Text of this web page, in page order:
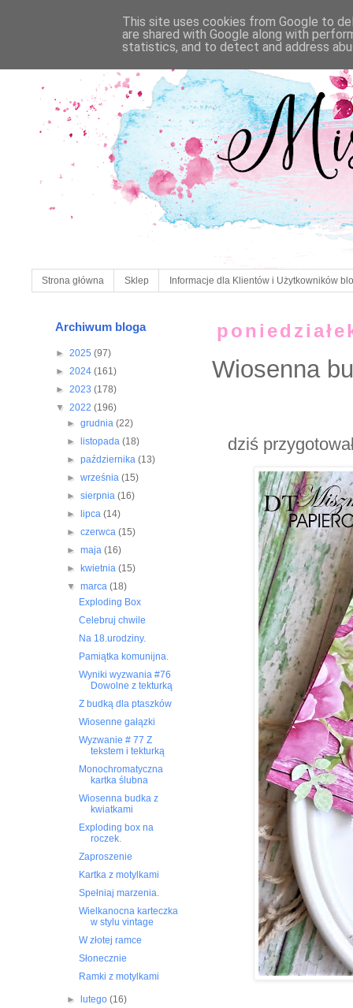
Strona główna Sklep Informacje dla Klientów i Użytkowników
Wiosenna
dziś
Archiwum bloga
► 2025 (97)
► 2024 (161)
► 2023 (178)
▼ 2022 (196)
►grudnia(22)
►
listopada(18)
►października(13)
►września(15)
►sierpnia(16)
►
lipca(14)
►czerwca(15)
►maja(16)
►
kwietnia(15)
▼marca(18)
Exploding Box
Celebruj chwile
Na 18.urodziny.
Pamiątka komunijna.
Wyniki wyzwania #76
Dowolne z tekturką
Z budką dla ptaszków
Wiosenne gałązki
Wyzwanie # 77 Z
tekstem i tekturką
Monochromatyczna
kartka ślubna
Wiosenna budka z
kwiatkami
Exploding box na
roczek.
Zaproszenie
Kartka z motylkami
Spełniaj marzenia.
Wielkanocna karteczka
w stylu vintage
W złotej ramce
Słonecznie
Ramki z motylkami
► lutego(16)
This site uses cookies from Google to
are shared with Google along with
statistics, and to detect and address